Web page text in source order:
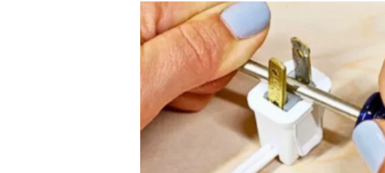
PM Modi
இந்நிலையில், ஆதிபுருஷ் படத்திற்கு
திரைப்பட தொழிலாளர் சங்கம் சார்பில்
உள்ளது. அதில், “ஆதிபுருஷ்